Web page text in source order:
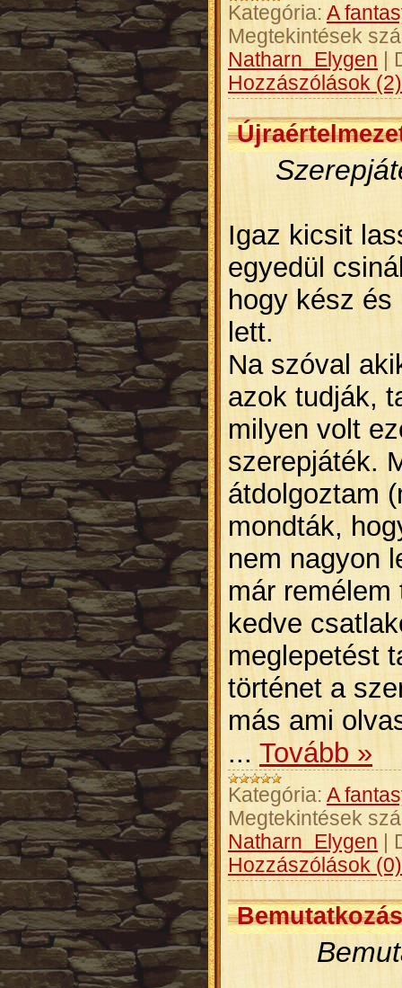
Kategória: A
Megtekintések
Natharn_Elygen
Hozzászólások (2)
Igaz kicsit
egyedül
hogy kész és
lett.
Na szóval a
azok tudják,
milyen volt
szerepjáték.
átdolgoztam
mondták,
nem nagyon
már
kedve
meglepetést
történet a
más ami
... Tovább »
Kategória: A
Megtekintések
Natharn_Elygen
Hozzászólások (0)